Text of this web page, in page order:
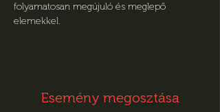
folyamatosan megújuló és meglepő
elemekkel.
Esemény megosztása